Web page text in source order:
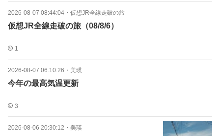
2026-08-07 08:44:04 ・ 仮想JR全線走破の旅
仮想JR全線走破の旅（08/8/6）
1
2026-08-07 06:10:26 ・ 美瑛
今年の最高気温更新
3
2026-08-06 20:30:12 ・ 美瑛